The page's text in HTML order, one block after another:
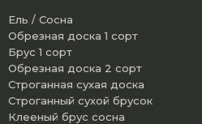
Ель / Сосна
Обрезная доска 1 сорт
Брус 1 сорт
Обрезная доска 2 сорт
Строганная сухая доска
Строганный сухой брусок
Клееный брус сосна